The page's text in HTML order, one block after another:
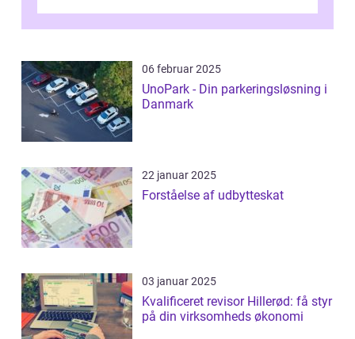
06 februar 2025
UnoPark - Din parkeringsløsning i
Danmark
22 januar 2025
Forståelse af udbytteskat
03 januar 2025
Kvalificeret revisor Hillerød: få styr
på din virksomheds økonomi